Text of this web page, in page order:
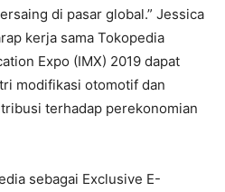
di pasar global.” Jessica
kerja sama Tokopedia
Expo (IMX) 2019 dapat
modifikasi otomotif dan
terhadap perekonomian
sebagai Exclusive E-